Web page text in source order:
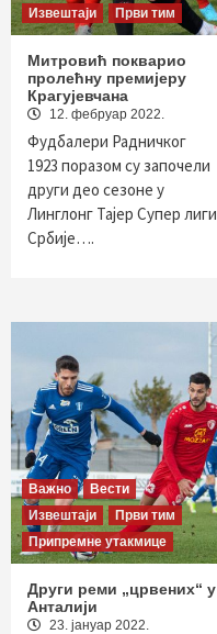
Извештаји
Први тим
Митровић покварио
пролећну премијеру
Крагујевчана
12. фебруар 2022.
Фудбалери Радничког
1923 поразом су започели
други део сезоне у
Линглонг Тајер Супер лиги
Србије….
Важно
Вести
Извештаји
Први тим
Припремне утакмице
Други реми „црвених“ у
Анталији
23. јануар 2022.